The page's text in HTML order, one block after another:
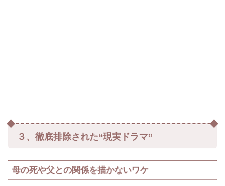
３、徹底排除された“現実ドラマ”
母の死や父との関係を描かないワケ